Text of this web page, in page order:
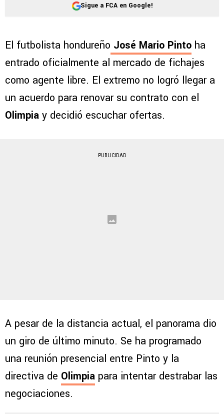
Sigue a FCA en Google!
El futbolista hondureño José Mario Pinto ha
entrado oficialmente al mercado de fichajes
como agente libre. El extremo no logró llegar a
un acuerdo para renovar su contrato con el
Olimpia y decidió escuchar ofertas.
PUBLICIDAD
A pesar de la distancia actual, el panorama dio
un giro de último minuto. Se ha programado
una reunión presencial entre Pinto y la
directiva de Olimpia para intentar destrabar las
negociaciones.